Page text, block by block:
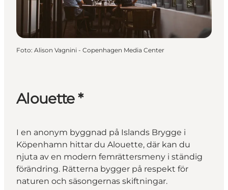
Foto: Alison Vagnini - Copenhagen Media Center
Alouette *
I en anonym byggnad på Islands Brygge i
Köpenhamn hittar du Alouette, där kan du
njuta av en modern femrättersmeny i ständig
förändring. Rätterna bygger på respekt för
naturen och säsongernas skiftningar.